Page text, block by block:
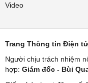
Video
Trang Thông tin Điện
Người chịu trách nhiệm
hợp: Giám đốc - Bùi